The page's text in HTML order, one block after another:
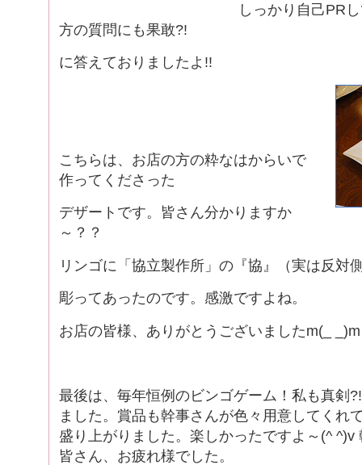
しっかり自己PR
方の質問にも果敢?!
に答えておりましたよ!!
こちらは、お店の方の粋なはからいで
作ってくださった
デザートです。皆さん分かりますか
～？？
リンゴに「協立製作所」の『協』（実は反対
彫ってあったのです。感激ですよね。
お店の皆様、ありがとうございましたm(_ _)m
最後は、毎年恒例のビンゴゲーム！私も真剣
ました。賞品も幹事さんが色々用意してくれ
盛り上がりました。楽しかったですよ～(^ ^)v
皆さん、お疲れ様でした。